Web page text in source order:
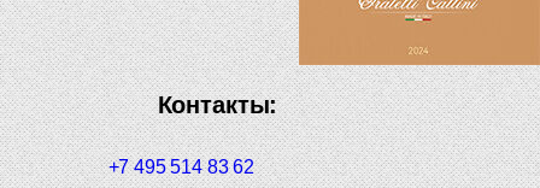
Контакты:
+7 495 514 83 62